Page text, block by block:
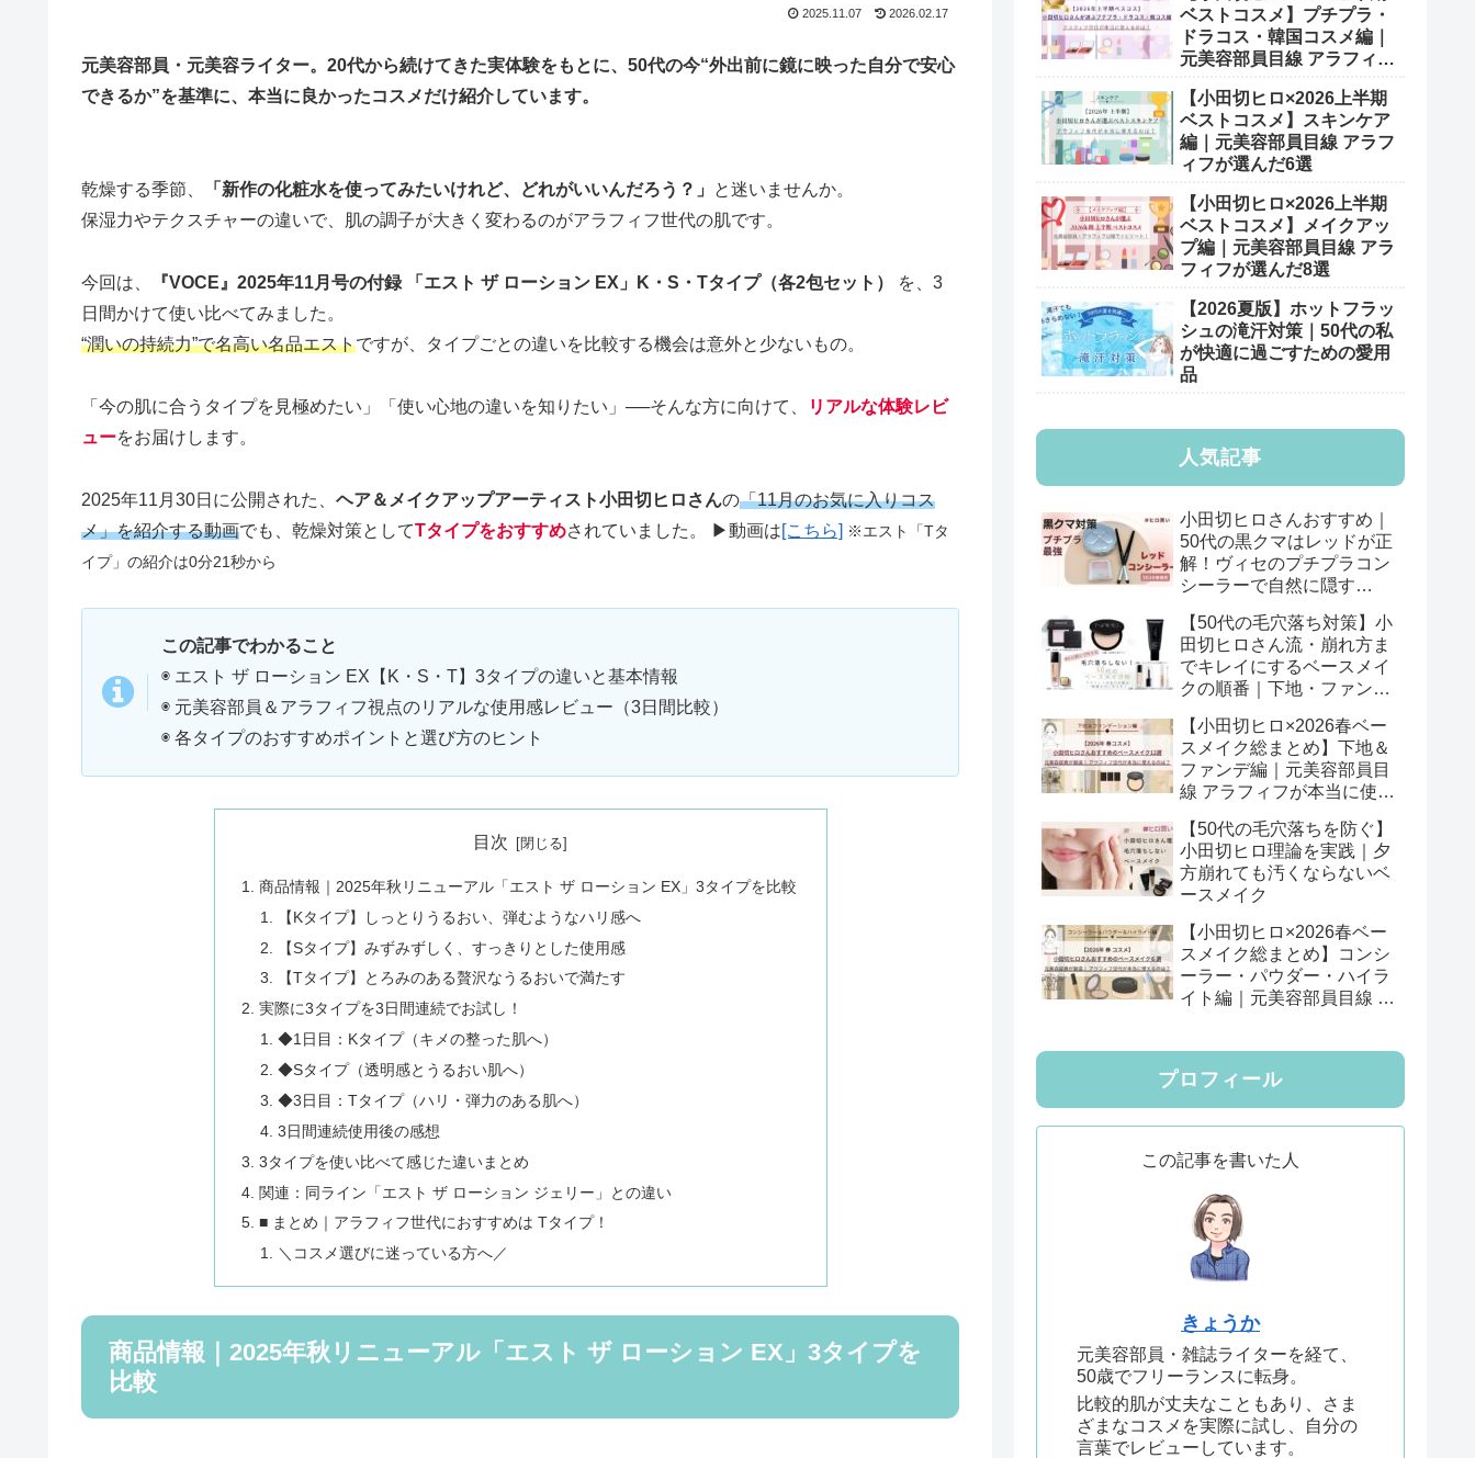
2025.11.07 2026.02.17
元美容部員・元美容ライター。20代から続けてきた実体験をもとに、50代の今“外出前に鏡に映った自分で安心
できるか”を基準に、本当に良かったコスメだけ紹介しています。
乾燥する季節、 「新作の化粧水を使ってみたいけれど、どれがいいんだろう？」
と迷いませんか。
保湿力やテクスチャーの違いで、肌の調子が大きく変わるのがアラフィフ世代の肌です。
今回は、 『VOCE』2025年11月号の付録 「エスト ザ ローション EX」K・S・Tタイプ（各2包セット）
を、3
日間かけて使い比べてみました。
“潤いの持続力”で名高い名品エストですが、タイプごとの違いを比較する機会は意外と少ないもの。
「今の肌に合うタイプを見極めたい」「使い心地の違いを知りたい」──そんな方に向けて、
リアルな体験レビ
ューをお届けします。
2025年11月30日に公開された、 ヘア＆メイクアップアーティスト小田切ヒロさんの「11月のお気に入りコス
メ」を紹介する動画でも、乾燥対策としてTタイプをおすすめされていました。 ▶動画は[こちら] ※エスト「Tタ
イプ」の紹介は0分21秒から
この記事でわかること
◉ エスト ザ ローション EX【K・S・T】3タイプの違いと基本情報
◉ 元美容部員＆アラフィフ視点のリアルな使用感レビュー（3日間比較）
◉ 各タイプのおすすめポイントと選び方のヒント
目次
商品情報｜2025年秋リニューアル「エスト ザ ローション EX」3タイプを比較
【Kタイプ】しっとりうるおい、弾むようなハリ感へ
【Sタイプ】みずみずしく、すっきりとした使用感
【Tタイプ】とろみのある贅沢なうるおいで満たす
実際に3タイプを3日間連続でお試し！
◆1日目：Kタイプ（キメの整った肌へ）
◆Sタイプ（透明感とうるおい肌へ）
◆3日目：Tタイプ（ハリ・弾力のある肌へ）
3日間連続使用後の感想
3タイプを使い比べて感じた違いまとめ
関連：同ライン「エスト ザ ローション ジェリー」との違い
■ まとめ｜アラフィフ世代におすすめは Tタイプ！
＼コスメ選びに迷っている方へ／
商品情報｜2025年秋リニューアル「エスト ザ ローション EX」3タイプを
比較
ベストコスメ】プチプラ・
ドラコス・韓国コスメ編｜
元美容部員目線 アラフィフ
【小田切ヒロ×2026上半期
ベストコスメ】スキンケア
編｜元美容部員目線 アラフ
ィフが選んだ6選
【小田切ヒロ×2026上半期
ベストコスメ】メイクアッ
プ編｜元美容部員目線 アラ
フィフが選んだ8選
【2026夏版】ホットフラッ
シュの滝汗対策｜50代の私
が快適に過ごすための愛用
品
人気記事
小田切ヒロさんおすすめ｜
50代の黒クマはレッドが正
解！ヴィセのプチプラコン
シーラーで自然に隠す
【50代の毛穴落ち対策】小
田切ヒロさん流・崩れ方ま
でキレイにするベースメイ
クの順番｜下地・ファン
【小田切ヒロ×2026春ベー
スメイク総まとめ】下地＆
ファンデ編｜元美容部員目
線 アラフィフが本当に使え
【50代の毛穴落ちを防ぐ】
小田切ヒロ理論を実践｜夕
方崩れても汚くならないベ
ースメイク
【小田切ヒロ×2026春ベー
スメイク総まとめ】コンシ
ーラー・パウダー・ハイラ
イト編｜元美容部員目線 ア
プロフィール
この記事を書いた人
きょうか
元美容部員・雑誌ライターを経て、
50歳でフリーランスに転身。
比較的肌が丈夫なこともあり、さま
ざまなコスメを実際に試し、自分の
言葉でレビューしています。